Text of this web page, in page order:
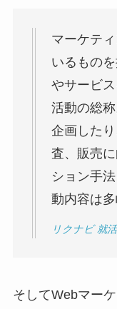
マーケテ
いるもの
やサービ
活動の総
企画した
査、販売
ション手
動内容は多
リクナビ 就
そしてWebマー